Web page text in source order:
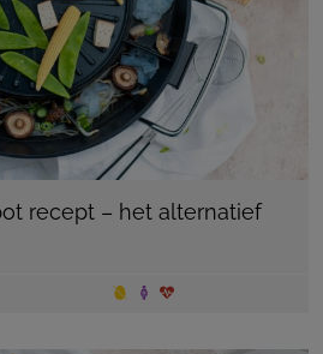
recept – het alternatief